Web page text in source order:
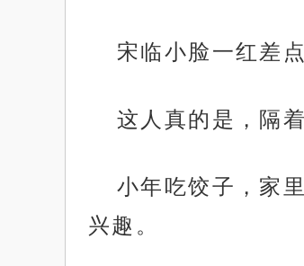
宋临小脸一红差
这人真的是，隔
小年吃饺子，家
兴趣。